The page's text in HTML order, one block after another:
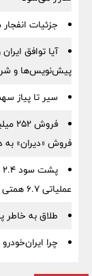
جزئیات
آیا توافق
پیش‌نویس‌ها و
سیر تا پیاز
فروش «دیران»
عملیاتی ۶.۷ همتی سود ساخت
طلاق به خاطر
چرا ایران‌خودرو با رشد ۲۴ درصدی فروش،